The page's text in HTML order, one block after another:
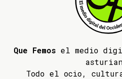
Que Femos el medio
Todo el ocio,